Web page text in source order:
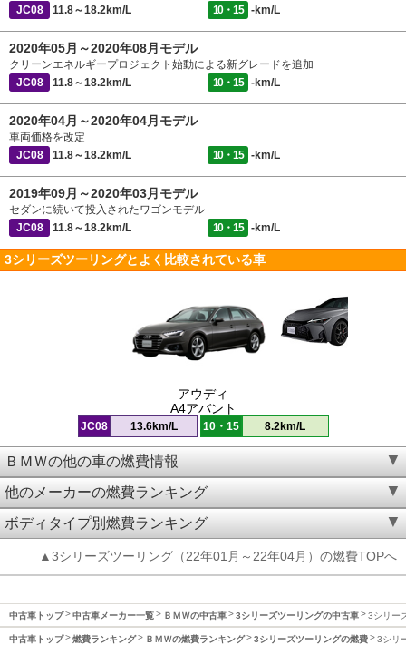
JC08
11.8～18.2km/L 10・15 -km/L
2020年05月～2020年08月モデル
クリーンエネルギープロジェクト始動による新グレードを追加
JC08
11.8～18.2km/L 10・15 -km/L
2020年04月～2020年04月モデル
車両価格を改定
JC08
11.8～18.2km/L 10・15 -km/L
2019年09月～2020年03月モデル
セダンに続いて投入されたワゴンモデル
JC08
11.8～18.2km/L 10・15 -km/L
3シリーズツーリングとよく比較されている車
アウディ
A4アバント
JC08 13.6km/L 10・15 8.2km/L
ＢＭＷの他の車の燃費情報
他のメーカーの燃費ランキング
ボディタイプ別燃費ランキング
▲3シリーズツーリング（22年01月～22年04月）の燃費TOPへ
中古車トップ 中古車メーカー一覧 ＢＭＷの中古車 3シリーズツーリングの中古車 3シリー
中古車トップ 燃費ランキング ＢＭＷの燃費ランキング 3シリーズツーリングの燃費 3シリ